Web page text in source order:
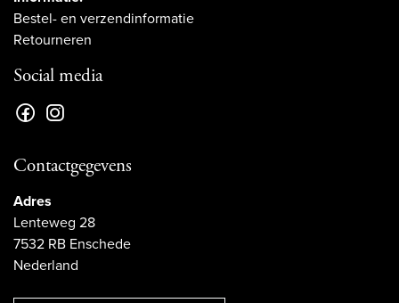
Bestel- en verzendinformatie
Retourneren
Social media
Contactgegevens
Adres
Lenteweg 28
7532 RB Enschede
Nederland